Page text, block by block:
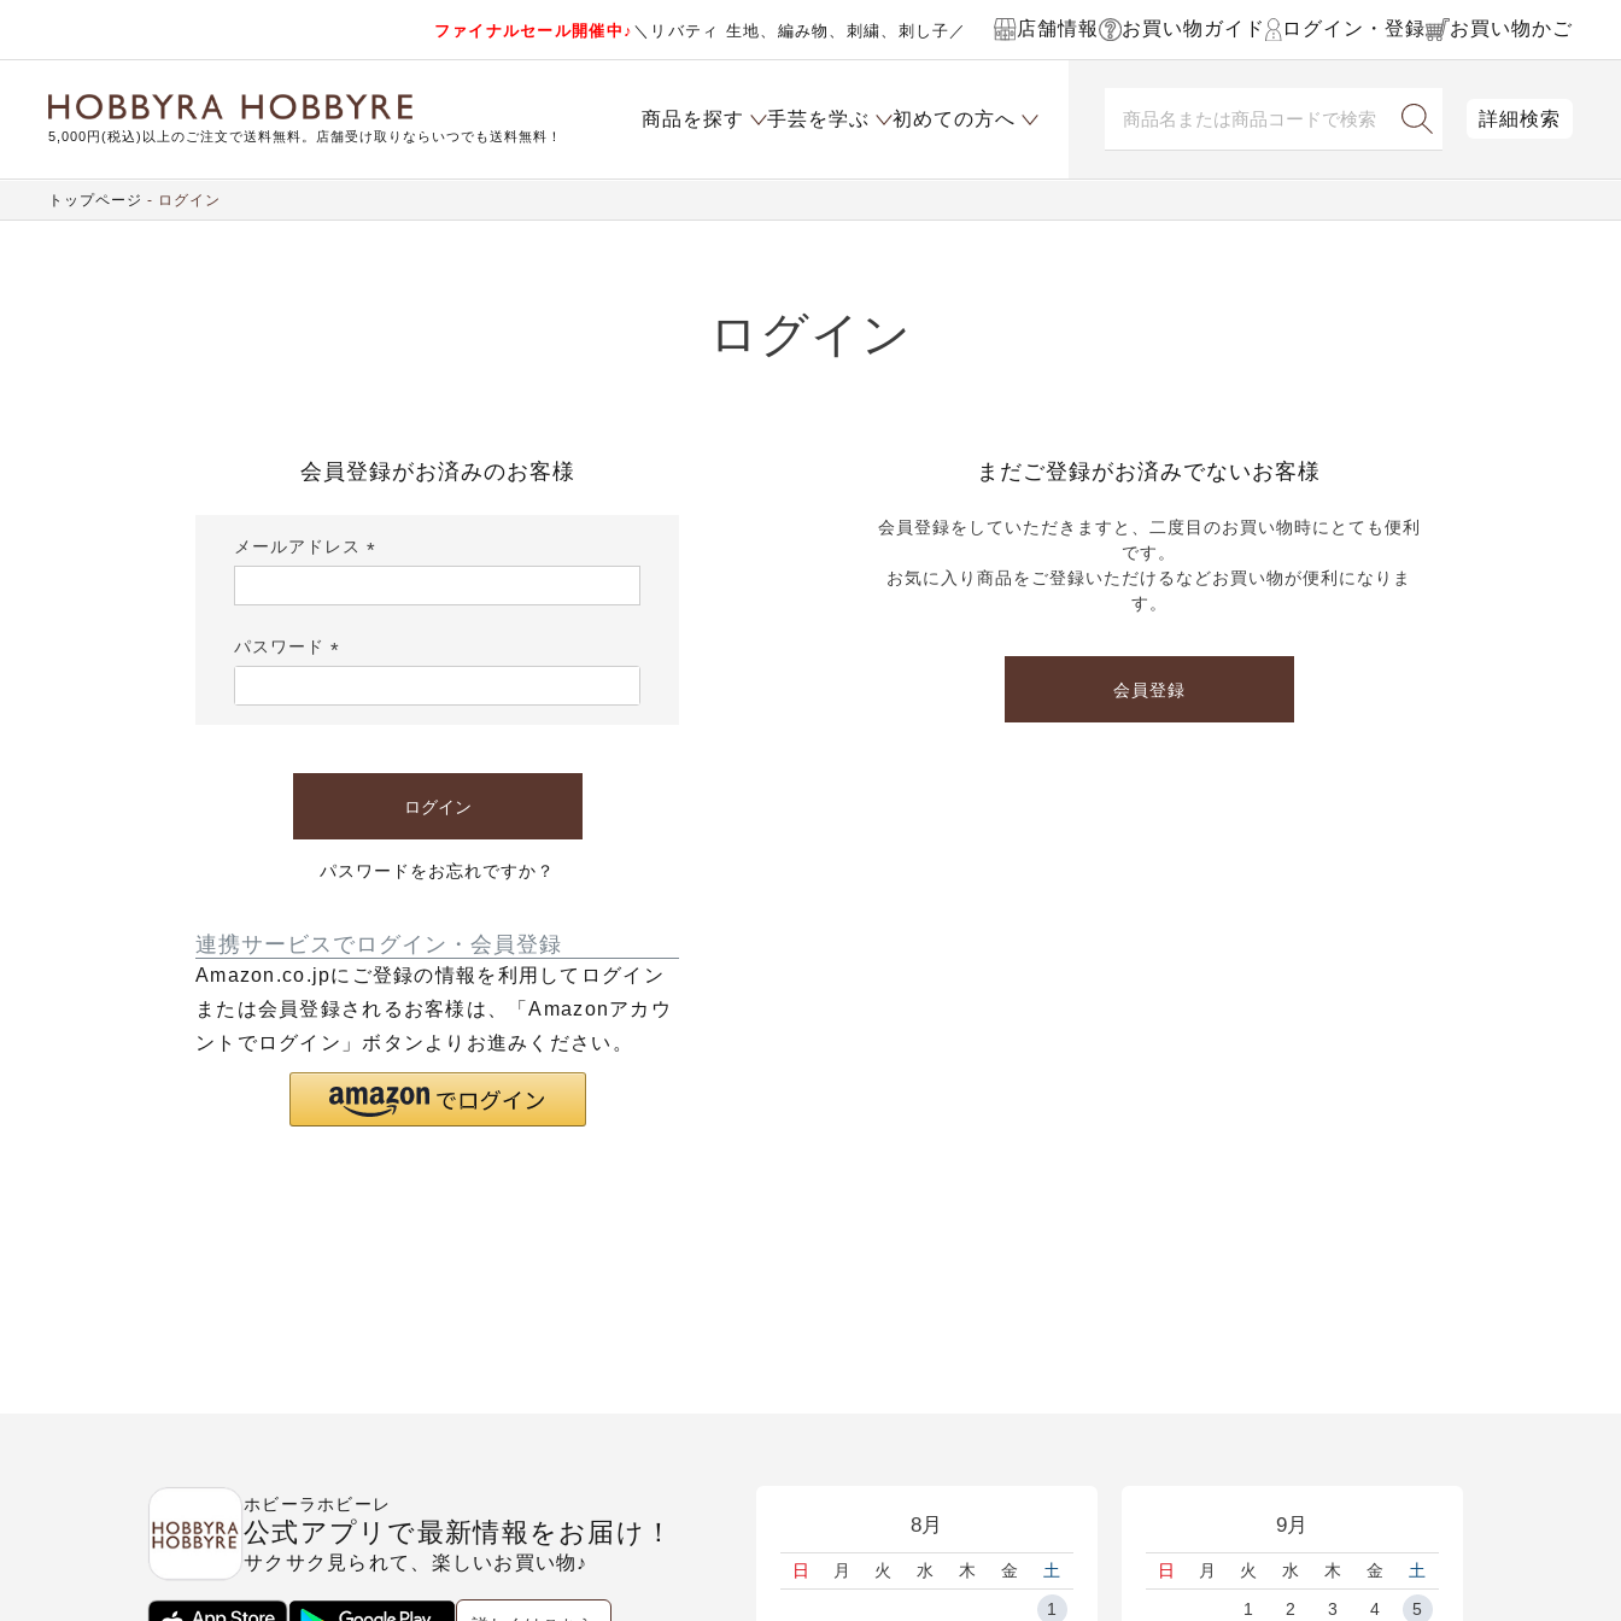
ファイナルセール開催中♪ ＼リバティ 生地、編み物、刺繍、刺し子／ 店舗情報 お買い物ガイド ログイン・登録 お買い物かご
5,000円(税込)以上のご注文で送料無料。店舗受け取りならいつでも送料無料！
商品を探す 手芸を学ぶ 初めての方へ 詳細検索
トップページ ログイン
ログイン
会員登録がお済みのお客様
メールアドレス
須)
パスワード
須)
ログイン
パスワードをお忘れですか？
連携サービスでログイン・会員登録
Amazon.co.jpにご登録の情報を利用してログイン
または会員登録されるお客様は、「Amazonアカウ
ントでログイン」ボタンよりお進みください。
まだご登録がお済みでないお客様
会員登録をしていただきますと、二度目のお買い物時にとても便利
です。
お気に入り商品をご登録いただけるなどお買い物が便利になりま
す。
会員登録
8月
日 月 火 水 木 金
土
1
9月
日 月 火 水 木 金
土
1
2 3 4 5
ホビーラホビーレ
公式アプリで最新情報をお届け！
サクサク見られて、楽しいお買い物♪